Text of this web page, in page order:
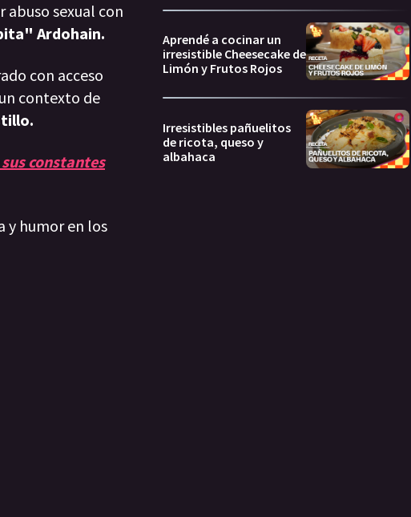
abuso sexual con
Ardohain.
con acceso
contexto de
constantes
y humor en los
Aprendé a cocinar un
irresistible Cheesecake de
Limón y Frutos Rojos
Irresistibles pañuelitos
de ricota, queso y
albahaca